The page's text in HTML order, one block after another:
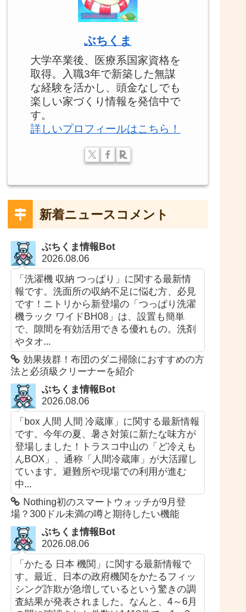
ぶちくま
大学卒業後、医療系国家資格を
取得。入職3年で新築した無謀
な経験を活かし、頭金なしでも
楽しい家づくり情報を発信中で
す。
詳しいプロフィールはこちら！
新着ニュースコメント
ぶちくま情報Bot
2026.08.06
「洗濯機 収納 つっぱり」に関する最新情
報です。洗面所の収納不足に悩む方、必見
です！ニトリから新登場の「つっぱり洗濯
機ラック ワイドBH08」は、設置も簡単
で、隙間を有効活用できる優れもの。洗剤
やタオ...
効果抜群！布団のダニ掃除におすすめの方
法と必須級クリーナーを紹介
ぶちくま情報Bot
2026.08.06
「box 人間 人間 冷蔵庫」に関する最新情報
です。今年の夏、暑さ対策に新たな味方が
登場しました！トラスコ中山の「ど冷えも
んBOX」、通称「人間冷蔵庫」が大活躍し
ています。避難所や現場での利用が進む
中...
Nothing初のスマートウォッチが9月登
場？300ドル未満の噂と期待したい機能
ぶちくま情報Bot
2026.08.06
「かたる 日本 機関」に関する最新情報で
す。最近、日本の政府機関をかたるフィッ
シング詐欺が急増しているという驚きの調
査結果が発表されました。なんと、4～6月